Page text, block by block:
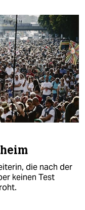
die nach der
keinen Test